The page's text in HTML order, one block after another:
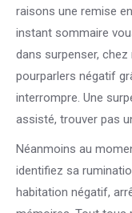
raisons une remise
instant sommaire
dans surpenser,
pourparlers négatif
interrompre. Une
assisté, trouver pas
Néanmoins au
identifiez sa
habitation négatif,